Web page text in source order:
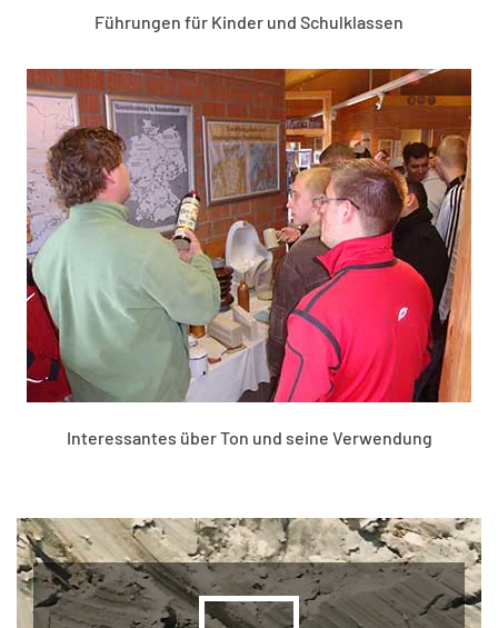
Führungen für Kinder und Schulklassen
Interessantes über Ton und seine Verwendung